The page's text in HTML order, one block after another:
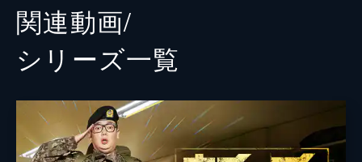
第３話 特級戦士
チャンソクの第2中隊復帰が決まり、いじめ
の標的だった1等兵のキム・ドンウがいる同
じ分隊に戻る。そんななか、オ中隊長は分隊
測定が始まると多くの兵士がへろへろで...。
33分
第４話 遊撃訓練
関連動画/
シリーズ⼀覧